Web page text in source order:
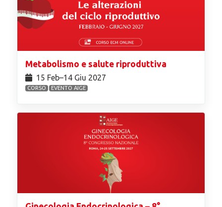
Metabolismo e salute riproduttiva
15 Feb⁠–14 Giu 2027
CORSO EVENTO AIGE